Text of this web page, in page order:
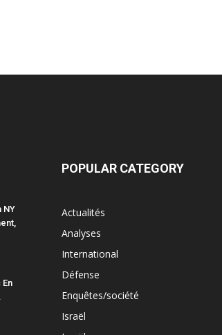
NY
POPULAR CATEGORY
Actualités
Analyses
International
Défense
Enquêtes/société
Israël